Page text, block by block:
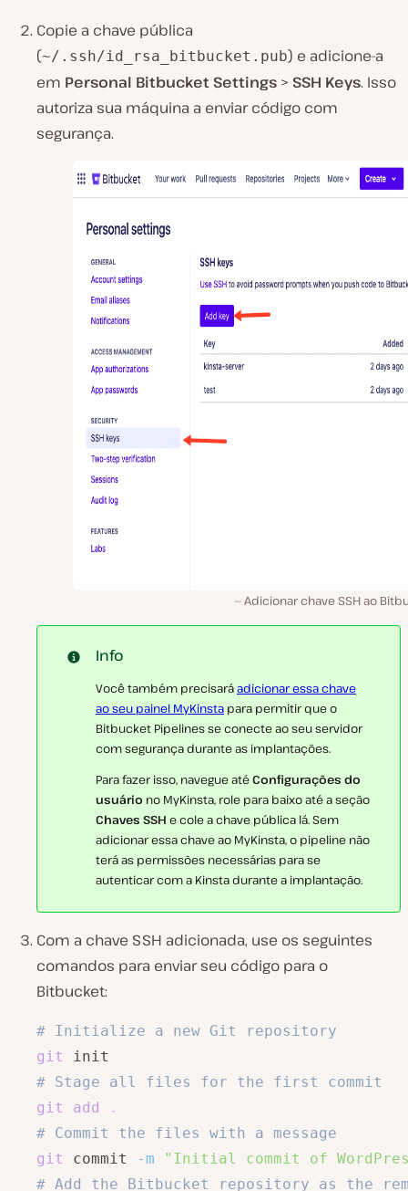
Copie a chave pública
(~/.ssh/id_rsa_bitbucket.pub) e adicione-a
em Personal Bitbucket Settings > SSH Keys. Isso
autoriza sua máquina a enviar código com
segurança.
Adicionar chave SSH ao
Info
Você também precisaráadicionar essa chave
ao seu painel MyKinsta para permitir que o
Bitbucket Pipelines se conecte ao seu servidor
com segurança durante as implantações.
Para fazer isso, navegue atéConfigurações do
usuário no MyKinsta, role para baixo até a seção
Chaves SSH e cole a chave pública lá. Sem
adicionar essa chave ao MyKinsta, o pipeline não
terá as permissões necessárias para se
autenticar com a Kinsta durante a implantação.
Com a chave SSH adicionada, use os seguintes
comandos para enviar seu código para o
Bitbucket:
# Initialize a new Git repository
git
# Stage all files for the first commit
git
add
.
# Commit the files with a message
git
commit -m
"Initial commit of
# Add the Bitbucket repository as the